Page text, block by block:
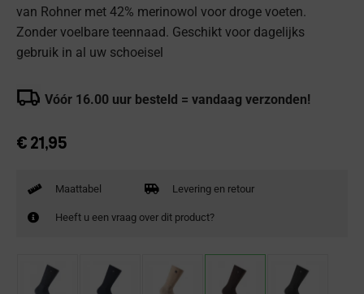
van Rohner met 42% merinowol voor droge voeten.
Zonder voelbare teennaad. Geschikt voor dagelijks
gebruik in al uw schoeisel
Vóór 16.00 uur besteld = vandaag verzonden!
€ 21,95
Maattabel Levering en retour
Heeft u een vraag over dit product?